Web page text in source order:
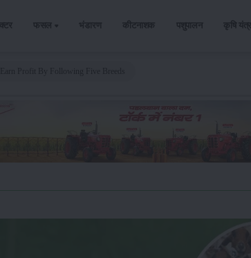
फसल भंडारण कीटनाशक पशुपालन कृषि यंत्र